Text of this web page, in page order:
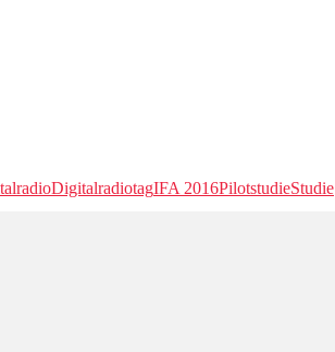
DigitalradiotagIFA 2016PilotstudieStudie